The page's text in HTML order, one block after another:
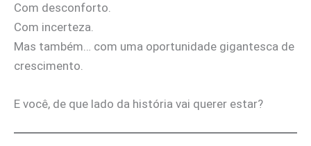
Com desconforto.
Com incerteza.
Mas também… com uma oportunidade gigantesca de
crescimento.
E você, de que lado da história vai querer estar?